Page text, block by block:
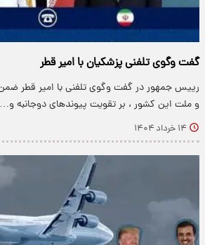
گفت وگوی تلفنی پزشکیان با امیر قطر
رییس جمهور در گفت وگوی تلفنی با امیر قطر
و ملت این کشور ، بر تقویت پیوندهای دوجانبه و…
۱۴ خرداد ۱۴۰۴